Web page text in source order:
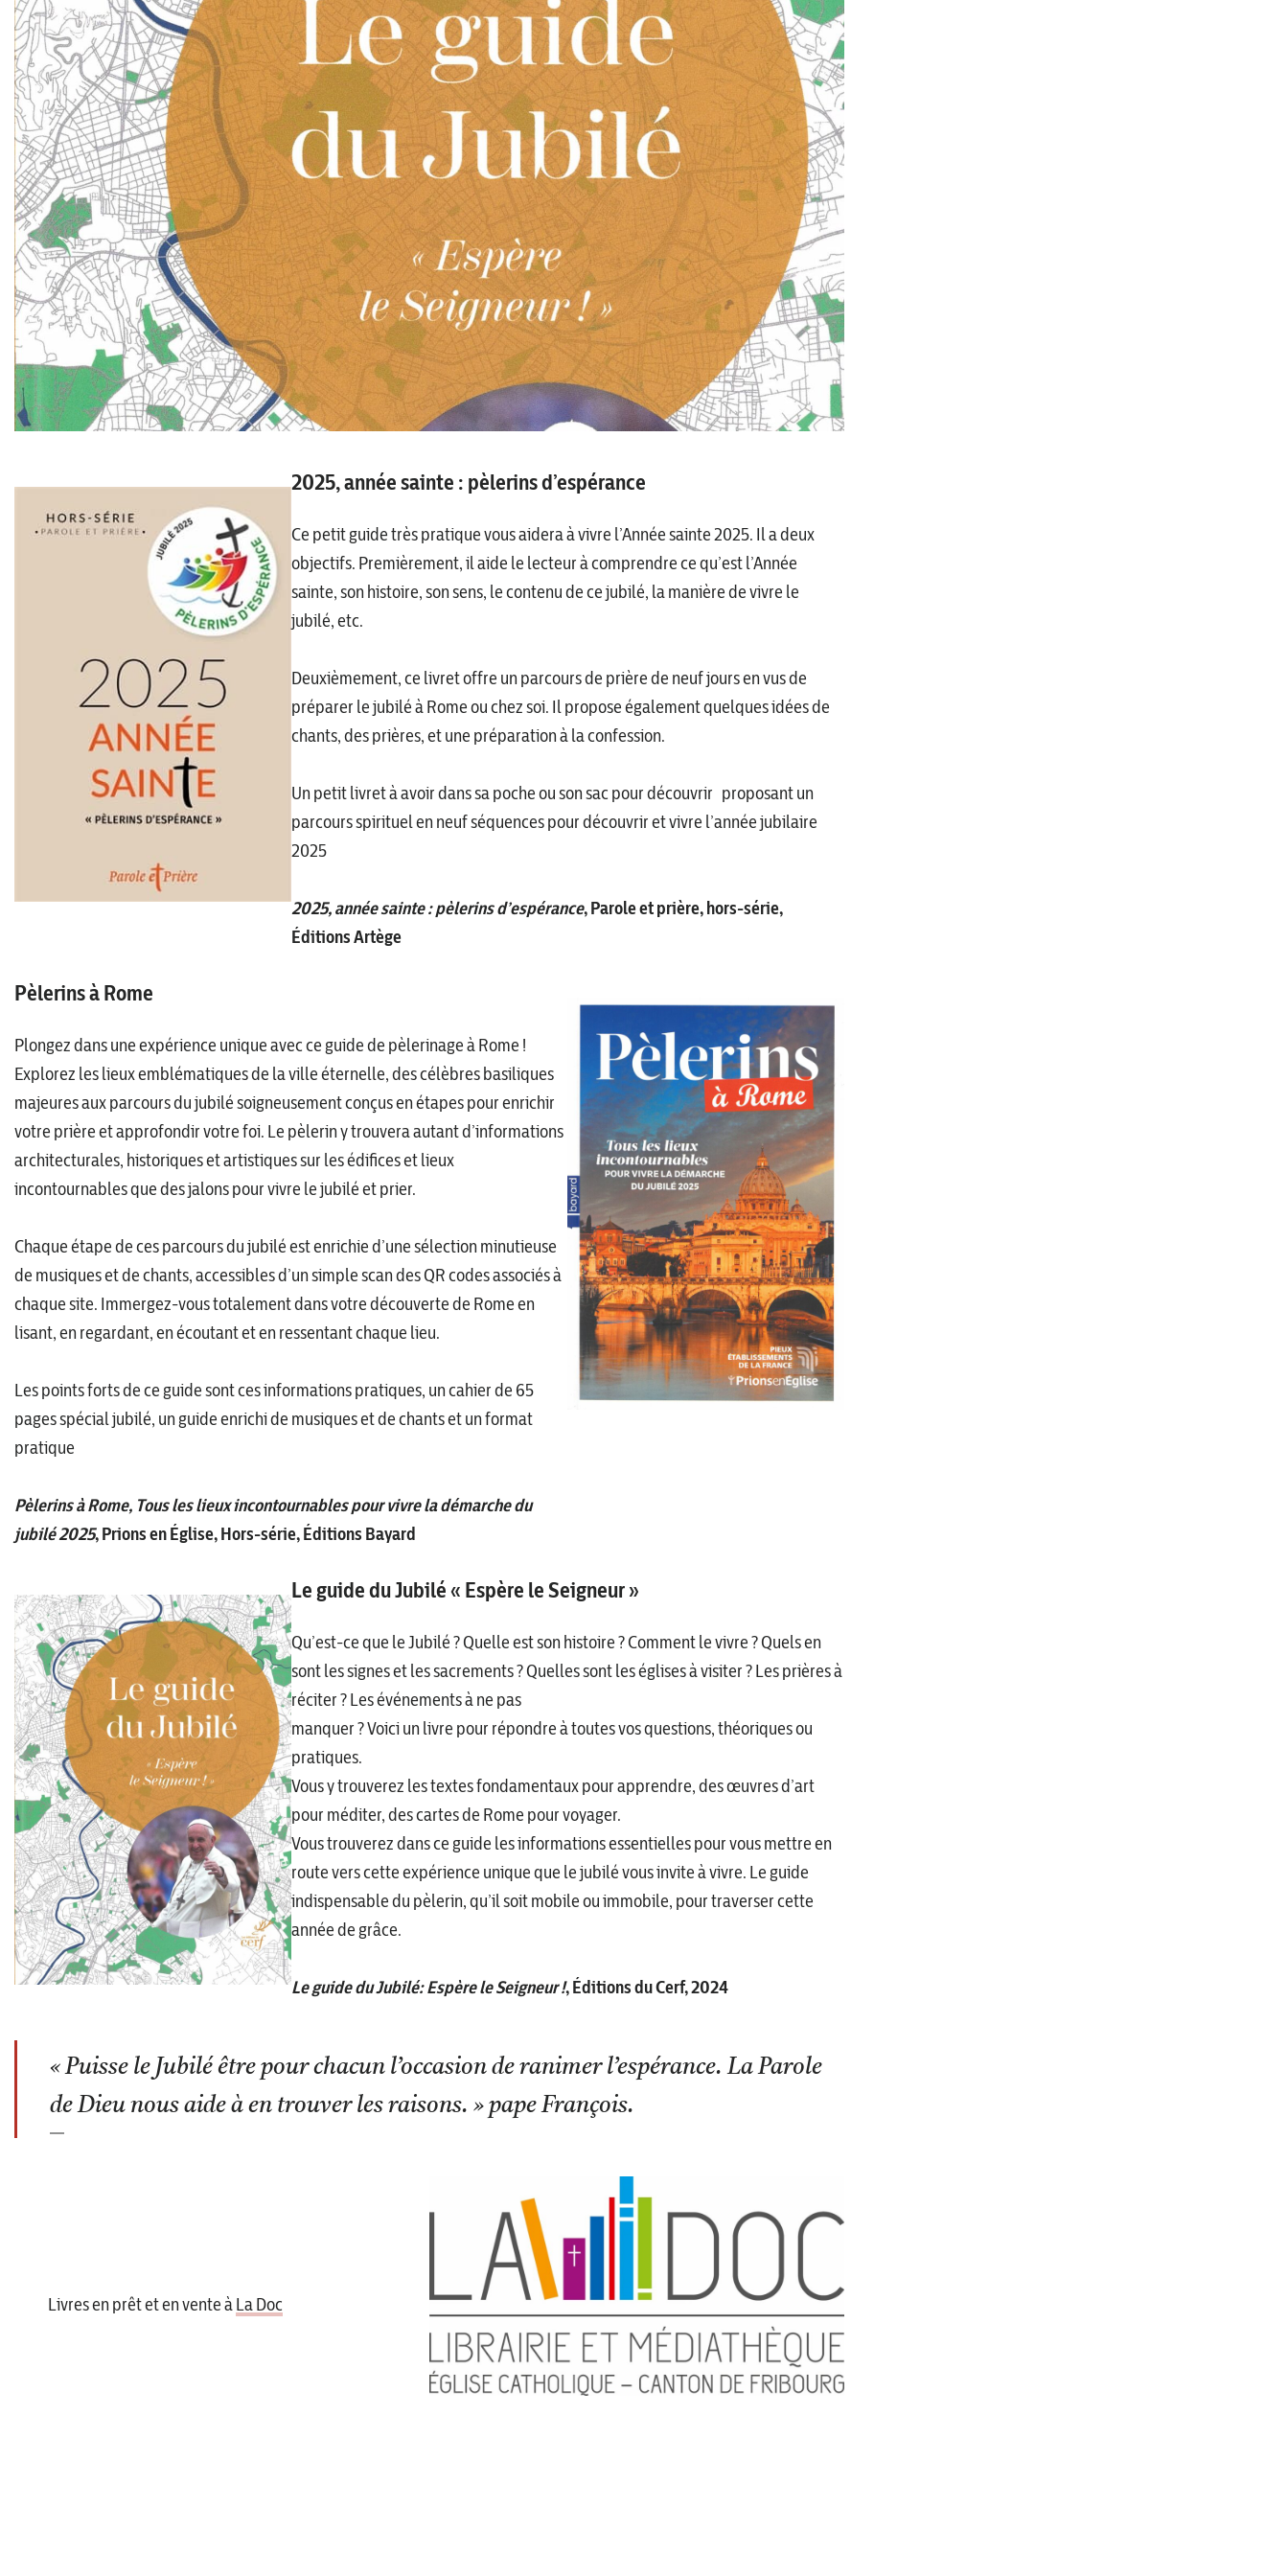
2025, année sainte : pèlerins d’espérance
Ce petit guide très pratique vous aidera à vivre l’Année sainte 2025. Il a deux
objectifs. Premièrement, il aide le lecteur à comprendre ce qu’est l’Année
sainte, son histoire, son sens, le contenu de ce jubilé, la manière de vivre le
jubilé, etc.
Deuxièmement, ce livret offre un parcours de prière de neuf jours en vus de
préparer le jubilé à Rome ou chez soi. Il propose également quelques idées de
chants, des prières, et une préparation à la confession.
Un petit livret à avoir dans sa poche ou son sac pour découvrir proposant un
parcours spirituel en neuf séquences pour découvrir et vivre l’année jubilaire
2025
2025, année sainte : pèlerins d’espérance, Parole et prière, hors-série,
ÉditionsArtège
Pèlerins à Rome
Plongez dans une expérience unique avec ce guide de pèlerinage à Rome !
Explorez les lieux emblématiques de la ville éternelle, des célèbres basiliques
majeures aux parcours du jubilé soigneusement conçus en étapes pour enrichir
votre prière et approfondir votre foi. Le pèlerin y trouvera autant d’informations
architecturales, historiques et artistiques sur les édifices et lieux
incontournables que des jalons pour vivre le jubilé et prier.
Chaque étape de ces parcours du jubilé est enrichie d’une sélection minutieuse
de musiques et de chants, accessibles d’un simple scan des QR codes associés à
chaque site. Immergez-vous totalement dans votre découverte de Rome en
lisant, en regardant, en écoutant et en ressentant chaque lieu.
Les points forts de ce guide sont ces informations pratiques, un cahier de 65
pages spécial jubilé, un guide enrichi de musiques et de chants et un format
pratique
Pèlerins à Rome, Tous les lieux incontournables pour vivre la démarche du
jubilé 2025, Prions en Église, Hors-série, Éditions Bayard
Le guide du Jubilé« Espère le Seigneur »
Qu’est-ce que le Jubilé ? Quelle est son histoire ? Comment le vivre ? Quels en
sont les signes et les sacrements ? Quelles sont les églises à visiter ? Les prières à
réciter ? Les événements à ne pas
manquer ? Voici un livre pour répondre à toutes vos questions, théoriques ou
pratiques.
Vous y trouverez les textes fondamentaux pour apprendre, des œuvres d’art
pour méditer, des cartes de Rome pour voyager.
Vous trouverez dans ce guide les informations essentielles pour vous mettre en
route vers cette expérience unique que le jubilé vous invite à vivre. Le guide
indispensable du pèlerin, qu’il soit mobile ou immobile, pour traverser cette
année de grâce.
Le guide du Jubilé: Espère le Seigneur !, Éditions du Cerf, 2024
« Puisse le Jubilé être pour chacun l’occasion de ranimer l’espérance. La Parole
de Dieu nous aide à en trouver les raisons. » pape François.
Livres en prêt et en vente àLa Doc